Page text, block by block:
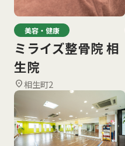
美容・健康
ミライズ整骨院 相
生院
location_on相生町2